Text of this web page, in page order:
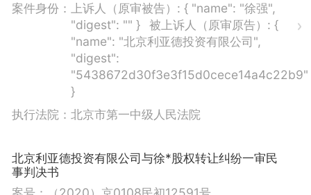
案件身份： 上诉人（原审被告）: { "name": "徐强",
"digest": "" }
被上诉人（原审原告）: {
"name": "北京利亚德投资有限公司",
"digest":
"5438672d30f3e3f15d0cece14a4c22b9"
}
执行法院： 北京市第一中级人民法院
北京利亚德投资有限公司与徐*股权转让纠纷一审民
事判决书